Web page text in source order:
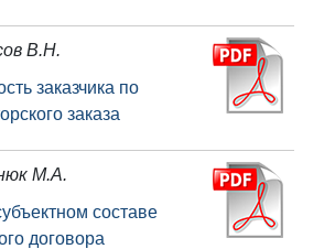
В.Н.
заказчика по
заказа
М.А.
составе
договора